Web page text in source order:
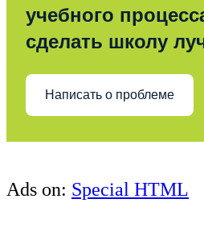
учебного
сделать школу
Написать о проблеме
Ads on: Special HTML